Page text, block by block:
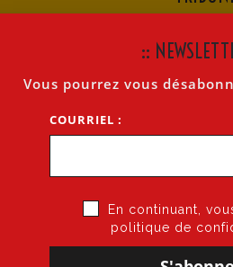
DROITE DANS
VUILLET
de la CGT Educ·action
MARCHAND
de l’UNSA Éducation
::
Vous pourrez vous
COURRIEL :
En continuant,
politique de